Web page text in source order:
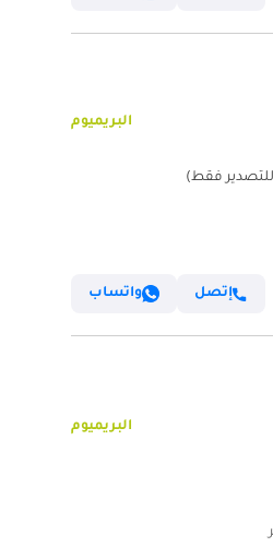
البريميوم
إتصل واتساب
البريميوم